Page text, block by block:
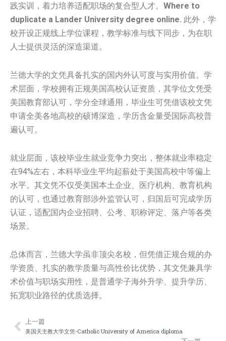
践实训，着力培养适配职场的复合型人才。 Where to
duplicate a Lander University degree online. 此外，学
校开设正规线上学位课程，教学标准与线下同步，为在职
人士提供灵活的深造渠道。
兰德大学的文凭具备扎实的国内外认可度与实用价值。学
术层面，学校拥有正规美国高校认证资质，其学位文凭受
美国教育部认可，学分全球通用，毕业生可凭借该校文凭
申请全美各地高校的硕博深造，学历含金量受国际高校普
遍认可。
就业层面，该校毕业生就业竞争力突出，整体就业率稳定
在94%左右，本科毕业生平均起薪处于美国高校中等偏上
水平。其文凭不仅受美国本土企业、医疗机构、教育机构
的认可，也通过教育部涉外监管认可，归国后可完成学历
认证，适配国内企业招聘、公考、职称评定、落户等各类
场景。
总体而言，兰德大学虽非顶尖名校，但凭借正规合规的办
学资质、扎实的教学质量与高性价比优势，其文凭兼具学
术价值与职场实用性，是普通学子海外升学、提升学历、
拓宽职业路径的优质选择。
Prev
上一篇
美国天主教大学文凭-Catholic University of America diploma